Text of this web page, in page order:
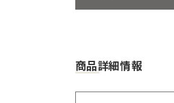
商品詳細情報